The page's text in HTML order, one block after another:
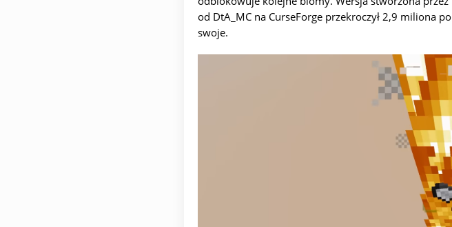
od DtA_MC na CurseForge przekroczył 2,9 miliona
swoje.